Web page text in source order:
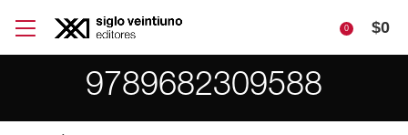
0 $0
9789682309588